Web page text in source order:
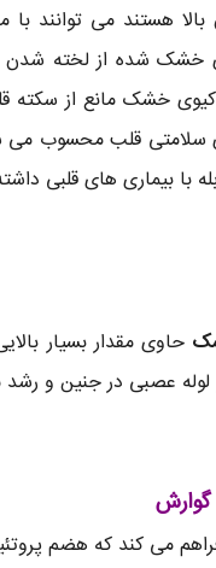
بالا هستند می توانند
خشک شده از لخته شدن
کیوی خشک مانع از
سلامتی قلب محسوب می
با بیماری های قلبی
حاوی مقدار بسیار
عصبی در جنین و رشد
گوارش
می کند که هضم